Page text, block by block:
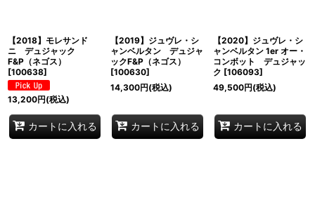
【2018】モレサンド
ニ デュジャック
F&P（ネゴス）
[100638]
13,200円(税込)
カートに入れる
【2019】ジュヴレ・シ
ャンベルタン デュジャ
ックF&P（ネゴス）
[100630]
14,300円(税込)
カートに入れる
【2020】ジュヴレ・シ
ャンベルタン 1er オー・
コンボット デュジャッ
ク [106093]
49,500円(税込)
カートに入れる